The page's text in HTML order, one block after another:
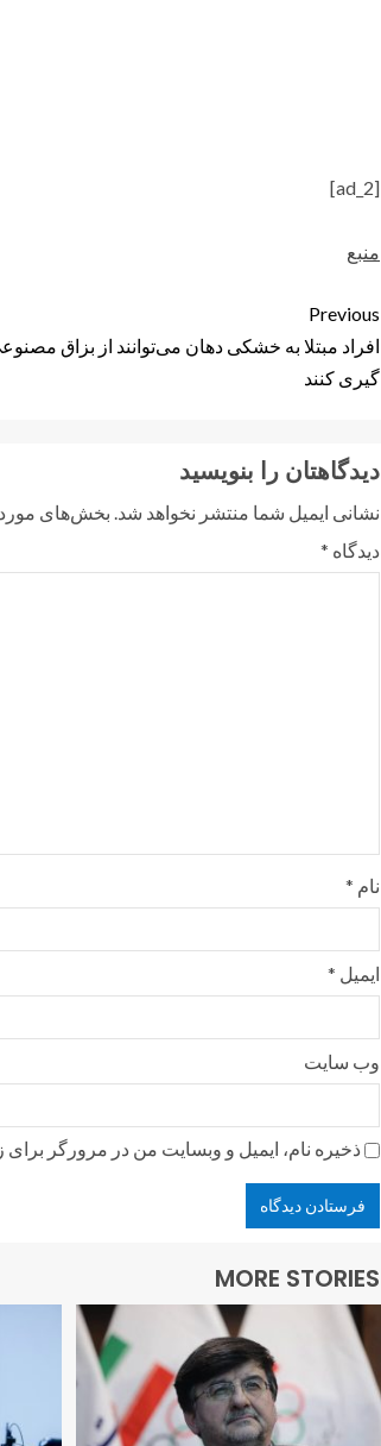
[ad_2]
منبع
Previous
افراد مبتلا به خشکی دهان می‌توانند از بزاق
گیری کنند
دیدگاهتان را بنویسید
نشانی ایمیل شما منتشر نخواهد شد. بخش‌های
دیدگاه *
نام *
ایمیل *
وب‌ سایت
ذخیره نام، ایمیل و وبسایت من در مرورگر
MORE STORIES